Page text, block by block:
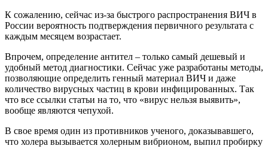
К сожалению, сейчас из-за быстрого распространения ВИЧ в
России вероятность подтверждения первичного результата с
каждым месяцем возрастает.
Впрочем, определение антител – только самый дешевый и
удобный метод диагностики. Сейчас уже разработаны методы,
позволяющие определить генный материал ВИЧ и даже
количество вирусных частиц в крови инфицированных. Так
что все ссылки статьи на то, что «вирус нельзя выявить»,
вообще являются чепухой.
В свое время один из противников ученого, доказывавшего,
что холера вызывается холерным вибрионом, выпил пробирку